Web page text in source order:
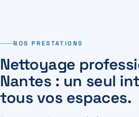
NOS PRESTATIONS
Nettoyage
Nantes : un seul
tous vos espaces.